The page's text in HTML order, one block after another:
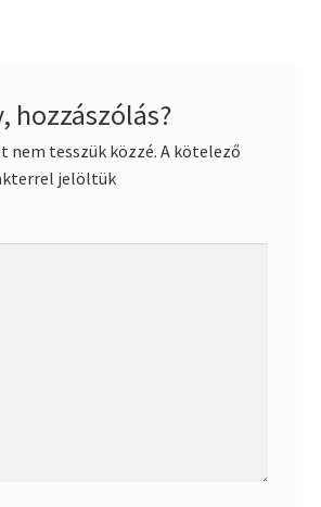
hozzászólás?
nem tesszük közzé. A kötelező
jelöltük